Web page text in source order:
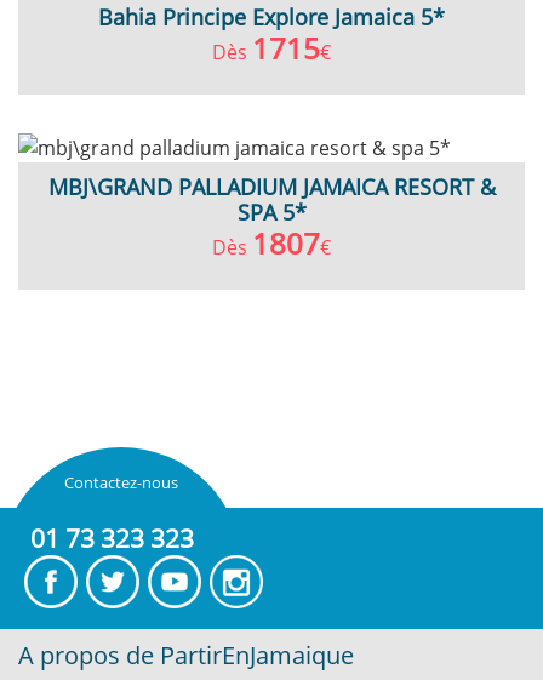
Bahia Principe Explore Jamaica 5*
Dès 1715€
MBJ\GRAND PALLADIUM JAMAICA RESORT &
SPA 5*
Dès 1807€
Contactez-nous
01 73 323 323
A propos de PartirEnJamaique